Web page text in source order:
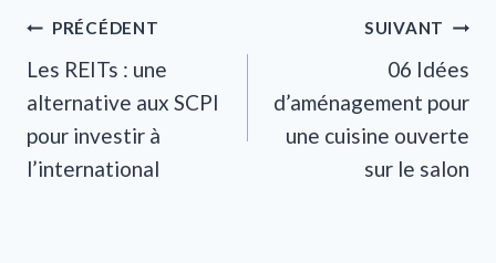
Navigation
de
l’article
PRÉCÉDENT
Les REITs : une
alternative aux SCPI
pour investir à
l’international
SUIVANT
06 Idées
d’aménagement pour
une cuisine ouverte
sur le salon